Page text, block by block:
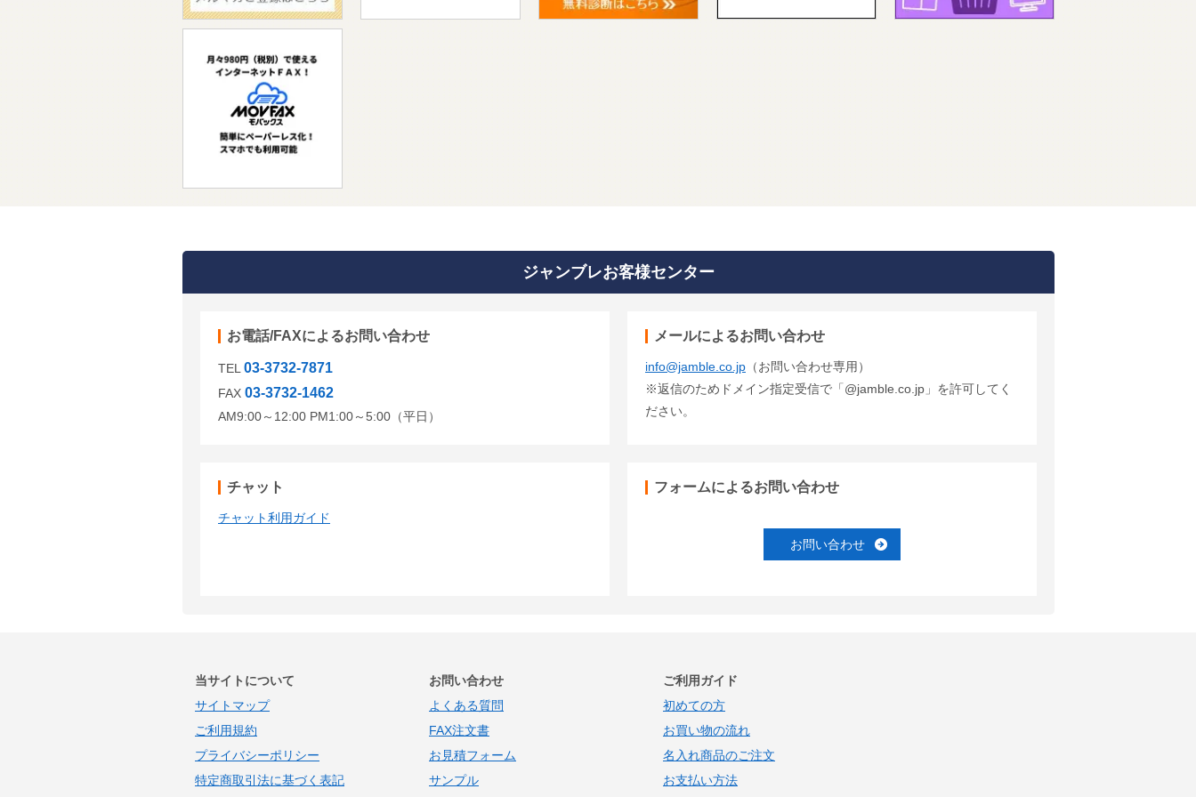
ジャンブレお客様センター
お電話/FAXによるお問い合わせ
TEL 03-3732-7871
FAX 03-3732-1462
AM9:00～12:00 PM1:00～5:00（平日）
メールによるお問い合わせ
info@jamble.co.jp （お問い合わせ専用）
※返信のためドメイン指定受信で「@jamble.co.jp」を許可してく
ださい。
チャット
チャット利用ガイド
フォームによるお問い合わせ
お問い合わせ
当サイトについて
サイトマップ
ご利用規約
プライバシーポリシー
特定商取引法に基づく表記
お問い合わせ
よくある質問
FAX注文書
お見積フォーム
サンプル
ご利用ガイド
初めての方
お買い物の流れ
名入れ商品のご注文
お支払い方法